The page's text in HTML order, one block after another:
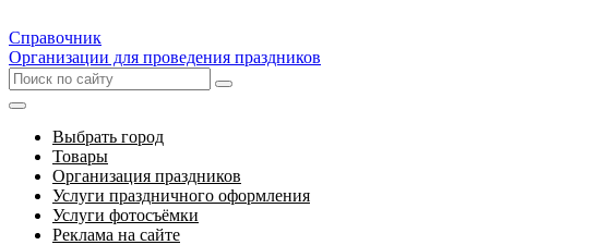
Справочник
Организации для проведения праздников
Выбрать город
Товары
Организация праздников
Услуги праздничного оформления
Услуги фотосъёмки
Реклама на сайте